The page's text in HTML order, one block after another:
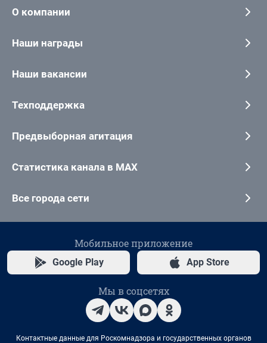
О компании
Наши награды
Наши вакансии
Техподдержка
Предвыборная агитация
Статистика канала в MAX
Все города сети
Мобильное приложение
Google Play App Store
Мы в соцсетях
Контактные данные для Роскомнадзора и государственных органов